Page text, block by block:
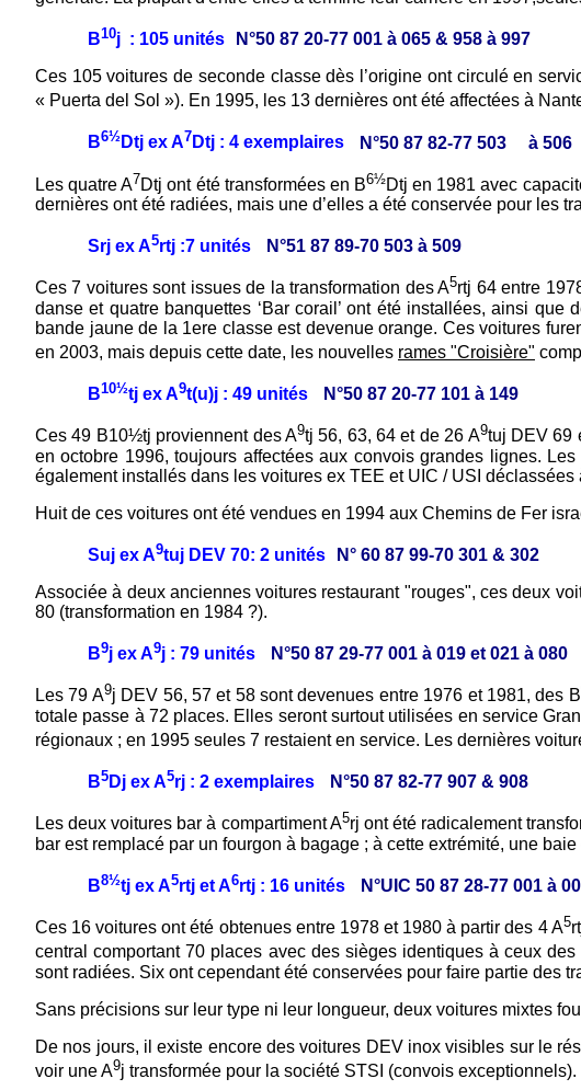
B10j : 105 unités
N°50 87 20-77 001 à 065 & 958 à 997
Ces 105 voitures de seconde classe dès l’origine ont circulé en
« Puerta del Sol »). En 1995, les 13 dernières ont été affectées à
B6½ Dtj ex A7 Dtj : 4 exemplaires N°50 87 82-77 503 à 506
Les quatre A7Dtj ont été transformées en B6½Dtj en 1981 avec
dernières ont été radiées, mais une d’elles a été conservée pour les
Srj ex A5rtj :7 unités N°51 87 89-70 503 à 509
Ces 7 voitures sont issues de la transformation des A5rtj 64 entre
danse et quatre banquettes ‘Bar corail’ ont été installées, ainsi
bande jaune de la 1ere classe est devenue orange. Ces voitures
en 2003, mais depuis cette date, les nouvelles rames "Croisière"
B10½tj ex A9t(u)j : 49 unités N°50 87 20-77 101 à 149
Ces 49 B10½tj proviennent des A9tj 56, 63, 64 et de 26 A9tuj DEV 69
en octobre 1996, toujours affectées aux convois grandes lignes.
également installés dans les voitures ex TEE et UIC / USI déclassées
Huit de ces voitures ont été vendues en 1994 aux Chemins de Fer
Suj ex A9tuj DEV 70: 2 unités
N° 60 87 99-70 301 & 302
Associée à deux anciennes voitures restaurant "rouges", ces deux
80 (transformation en 1984 ?).
B9j ex A9j : 79 unités N°50 87 29-77 001 à 019 et 021 à 080
Les 79 A9j DEV 56, 57 et 58 sont devenues entre 1976 et 1981, des B
totale passe à 72 places. Elles seront surtout utilisées en service
régionaux ; en 1995 seules 7 restaient en service. Les dernières
B5 Dj ex A5rj : 2 exemplaires N°50 87 82-77 907 & 908
Les deux voitures bar à compartiment A5rj ont été radicalement
bar est remplacé par un fourgon à bagage ; à cette extrémité, une
B8½tj ex A5rtj et A6rtj : 16 unités N°UIC 50 87 28-77 001 à
Ces 16 voitures ont été obtenues entre 1978 et 1980 à partir des 4 A5
central comportant 70 places avec des sièges identiques à ceux
sont radiées. Six ont cependant été conservées pour faire partie des
Sans précisions sur leur type ni leur longueur, deux voitures mixtes
De nos jours, il existe encore des voitures DEV inox visibles sur le
voir une A9j transformée pour la société STSI (convois exceptionnels).